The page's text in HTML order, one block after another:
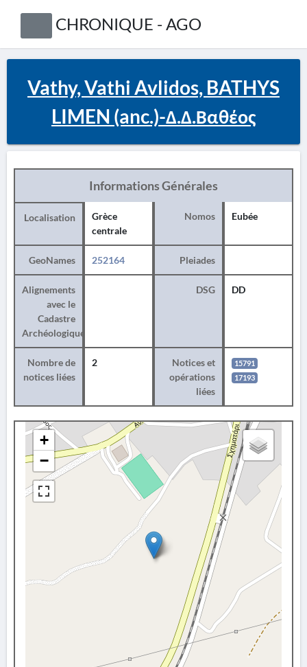
CHRONIQUE - AGO
Vathy, Vathi Avlidos, BATHYS
LIMEN (anc.)-Δ.Δ.Βαθέος
Informations Générales
Localisation
Grèce
centrale
Nomos Eubée
GeoNames 252164 Pleiades
Alignements
avec le
Cadastre
Archéologique
DSG DD
Nombre de
notices liées
2
Notices et
opérations
liées
15791
17193
+
−